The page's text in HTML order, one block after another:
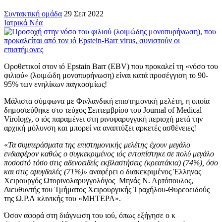
Συντακτική ομάδα 29 Σεπ 2022
Ιατρικά Νέα
Οροθετικοί στον ιό Epstain Barr (EBV) που προκαλεί τη «νόσο του
φιλιού» (λοιμώδη μονοπυρήνωση) είναι κατά προσέγγιση το 90-
95% των ενηλίκων παγκοσμίως!
Μάλιστα σύμφωνα με Φινλανδική επιστημονική μελέτη, η οποία
δημοσιεύθηκε στο τεύχος Σεπτεμβρίου του Journal of Medical
Virology, ο ιός παραμένει στη ρινοφαρυγγική περιοχή μετά την
αρχική μόλυνση και μπορεί να αναπτύξει αρκετές ασθένειες!
«Τα συμπεράσματα της επιστημονικής μελέτης έχουν μεγάλο
ενδιαφέρον καθώς ο συγκεκριμένος ιός εντοπίστηκε σε πολύ μεγάλο
ποσοστό τόσο στις αδενοειδείς εκβλαστήσεις (κρεατάκια) (74%), όσο
και στις αμυγδαλές (71%)» αναφέρει ο διακεκριμένος Έλληνας
Χειρουργός Ωτορινολαρυγγολόγος Μηνάς Ν. Αρτόπουλος,
Διευθυντής του Τμήματος Χειρουργικής Τραχήλου-Θυρεοειδούς
της Ω.Ρ.Λ κλινικής του «ΜΗΤΕΡΑ».
Όσον αφορά στη διάγνωση του ιού, όπως εξήγησε ο κ